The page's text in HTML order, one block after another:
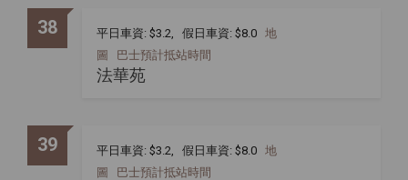
38 平日車資: $3.2, 假日車資: $8.0 地
圖
巴士預計抵站時間
法華苑
39 平日車資: $3.2, 假日車資: $8.0 地
圖
巴士預計抵站時間